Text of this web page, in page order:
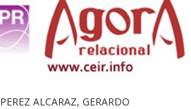
PEREZ ALCARAZ, GERARDO